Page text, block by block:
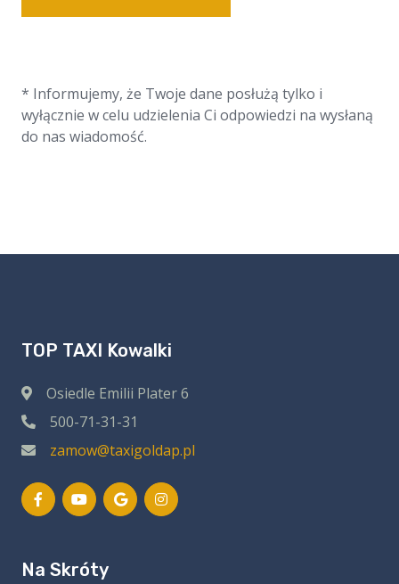
* Informujemy, że Twoje dane posłużą tylko i
wyłącznie w celu udzielenia Ci odpowiedzi na wysłaną
do nas wiadomość.
TOP TAXI Kowalki
Osiedle Emilii Plater 6
500-71-31-31
zamow@taxigoldap.pl
Na Skróty